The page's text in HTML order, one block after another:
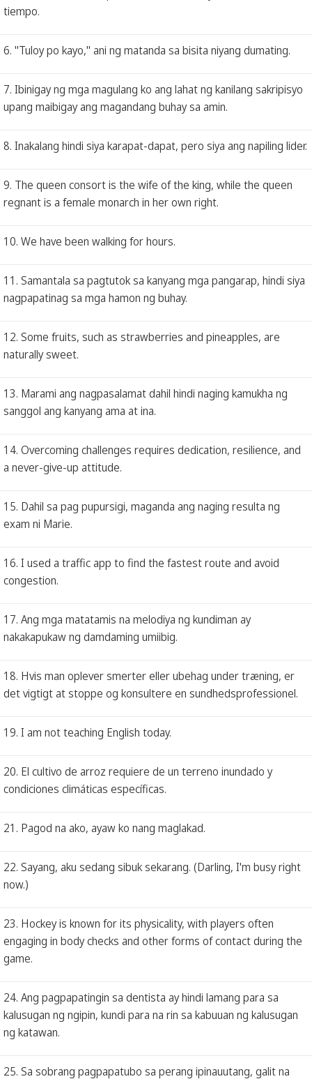
tiempo.
6. "Tuloy po kayo," ani ng matanda sa bisita niyang dumating.
7. Ibinigay ng mga magulang ko ang lahat ng kanilang sakripisyo
upang maibigay ang magandang buhay sa amin.
8. Inakalang hindi siya karapat-dapat, pero siya ang napiling lider.
9. The queen consort is the wife of the king, while the queen
regnant is a female monarch in her own right.
10. We have been walking for hours.
11. Samantala sa pagtutok sa kanyang mga pangarap, hindi siya
nagpapatinag sa mga hamon ng buhay.
12. Some fruits, such as strawberries and pineapples, are
naturally sweet.
13. Marami ang nagpasalamat dahil hindi naging kamukha ng
sanggol ang kanyang ama at ina.
14. Overcoming challenges requires dedication, resilience, and
a never-give-up attitude.
15. Dahil sa pag pupursigi, maganda ang naging resulta ng
exam ni Marie.
16. I used a traffic app to find the fastest route and avoid
congestion.
17. Ang mga matatamis na melodiya ng kundiman ay
nakakapukaw ng damdaming umiibig.
18. Hvis man oplever smerter eller ubehag under træning, er
det vigtigt at stoppe og konsultere en sundhedsprofessionel.
19. I am not teaching English today.
20. El cultivo de arroz requiere de un terreno inundado y
condiciones climáticas específicas.
21. Pagod na ako, ayaw ko nang maglakad.
22. Sayang, aku sedang sibuk sekarang. (Darling, I'm busy right
now.)
23. Hockey is known for its physicality, with players often
engaging in body checks and other forms of contact during the
game.
24. Ang pagpapatingin sa dentista ay hindi lamang para sa
kalusugan ng ngipin, kundi para na rin sa kabuuan ng kalusugan
ng katawan.
25. Sa sobrang pagpapatubo sa perang ipinauutang, galit na